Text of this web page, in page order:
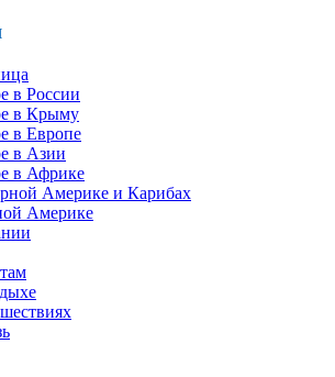
в России
в Крыму
в Европе
в Азии
в Африке
Америке и Карибах
Америке